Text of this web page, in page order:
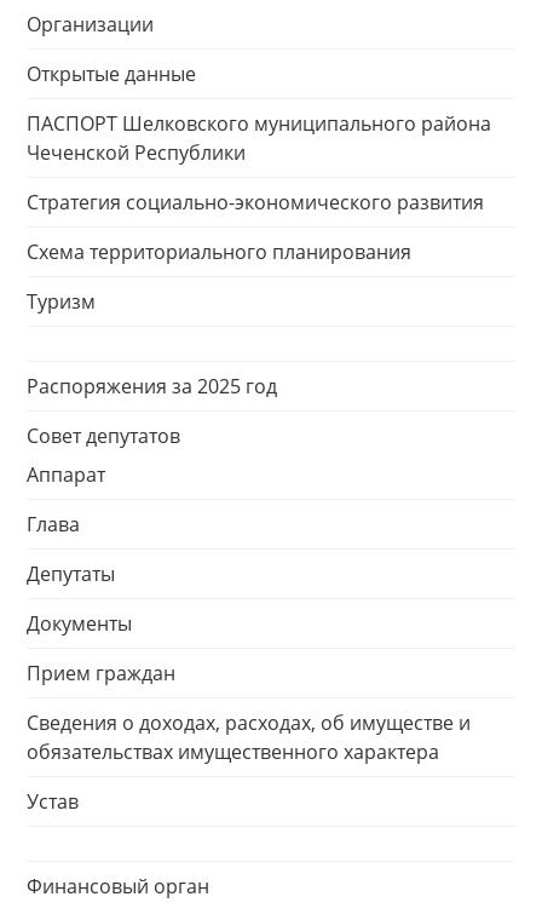
Организации
Открытые данные
ПАСПОРТ Шелковского муниципального района
Чеченской Республики
Стратегия социально-экономического развития
Схема территориального планирования
Туризм
Распоряжения за 2025 год
Совет депутатов
Аппарат
Глава
Депутаты
Документы
Прием граждан
Сведения о доходах, расходах, об имуществе и
обязательствах имущественного характера
Устав
Финансовый орган